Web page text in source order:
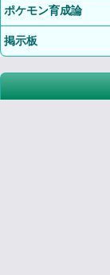
ポケモン育成論
掲示板